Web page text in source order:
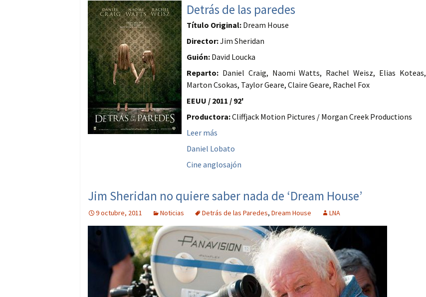
Detrás de las paredes
Título Original: Dream House
Director:Jim Sheridan
Guión: David Loucka
Reparto: Daniel Craig, Naomi Watts, Rachel Weisz, Elias Koteas,
Marton Csokas, Taylor Geare, Claire Geare, Rachel Fox
EEUU / 2011 / 92'
Productora:Cliffjack Motion Pictures / Morgan Creek Productions
Leer más
Daniel Lobato
Cine anglosajón
Jim Sheridan no quiere saber nada de ‘Dream House’
9 octubre, 2011 Noticias Detrás de las Paredes, Dream House LNA